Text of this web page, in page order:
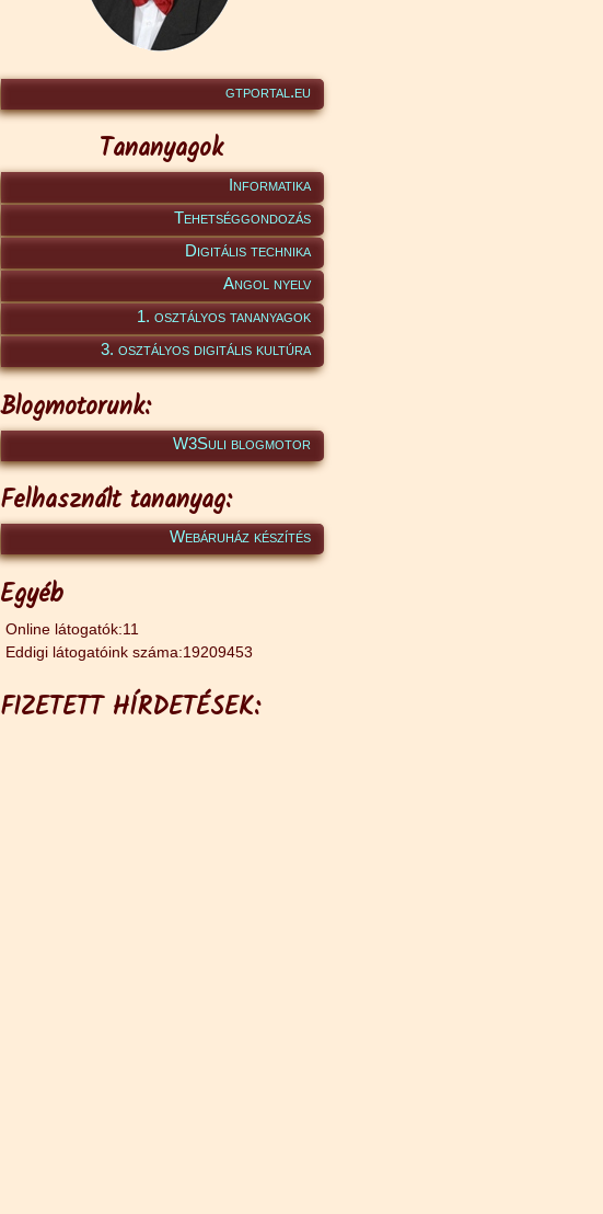
gtportal.eu
Tananyagok
Informatika
Tehetséggondozás
Digitális technika
Angol nyelv
1. osztályos tananyagok
3. osztályos digitális kultúra
Blogmotorunk:
W3Suli blogmotor
Felhasznált tananyag:
Webáruház készítés
Egyéb
Online látogatók:11
Eddigi látogatóink száma:19209453
FIZETETT HÍRDETÉSEK: